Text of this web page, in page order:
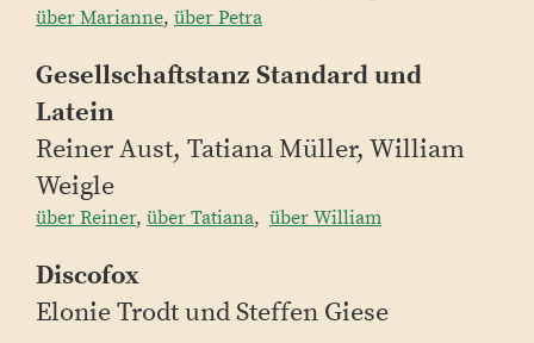
über Marianne, über Petra
Gesellschaftstanz Standard und
Latein
Reiner Aust, Tatiana Müller, William
Weigle
über Reiner, über Tatiana, über William
Discofox
Elonie Trodt und Steffen Giese